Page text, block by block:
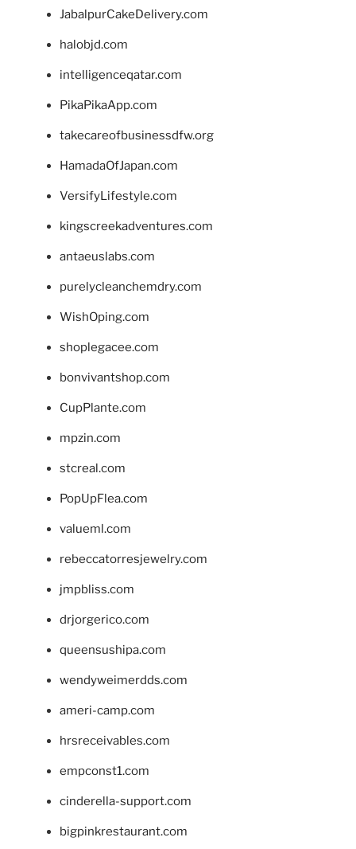
JabalpurCakeDelivery.com
halobjd.com
intelligenceqatar.com
PikaPikaApp.com
takecareofbusinessdfw.org
HamadaOfJapan.com
VersifyLifestyle.com
kingscreekadventures.com
antaeuslabs.com
purelycleanchemdry.com
WishOping.com
shoplegacee.com
bonvivantshop.com
CupPlante.com
mpzin.com
stcreal.com
PopUpFlea.com
valueml.com
rebeccatorresjewelry.com
jmpbliss.com
drjorgerico.com
queensushipa.com
wendyweimerdds.com
ameri-camp.com
hrsreceivables.com
empconst1.com
cinderella-support.com
bigpinkrestaurant.com